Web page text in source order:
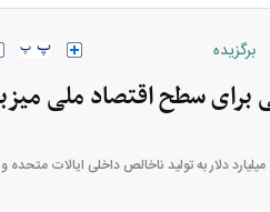
برگزیده
برای سطح اقتصاد ملی
ارز‌ها + جدول قیمت خودرو‌های ایران